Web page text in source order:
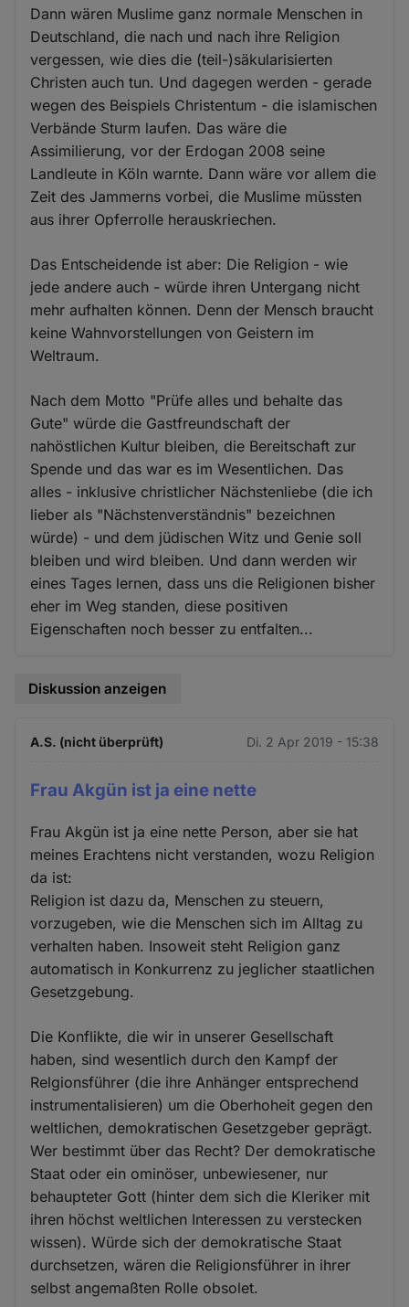
Dann wären Muslime ganz normale Menschen in
Deutschland, die nach und nach ihre Religion
vergessen, wie dies die (teil-)säkularisierten
Christen auch tun. Und dagegen werden - gerade
wegen des Beispiels Christentum - die islamischen
Verbände Sturm laufen. Das wäre die
Assimilierung, vor der Erdogan 2008 seine
Landleute in Köln warnte. Dann wäre vor allem die
Zeit des Jammerns vorbei, die Muslime müssten
aus ihrer Opferrolle herauskriechen.
Das Entscheidende ist aber: Die Religion - wie
jede andere auch - würde ihren Untergang nicht
mehr aufhalten können. Denn der Mensch braucht
keine Wahnvorstellungen von Geistern im
Weltraum.
Nach dem Motto "Prüfe alles und behalte das
Gute" würde die Gastfreundschaft der
nahöstlichen Kultur bleiben, die Bereitschaft zur
Spende und das war es im Wesentlichen. Das
alles - inklusive christlicher Nächstenliebe (die ich
lieber als "Nächstenverständnis" bezeichnen
würde) - und dem jüdischen Witz und Genie soll
bleiben und wird bleiben. Und dann werden wir
eines Tages lernen, dass uns die Religionen bisher
eher im Weg standen, diese positiven
Eigenschaften noch besser zu entfalten...
Diskussion anzeigen
A.S. (nicht überprüft) Di. 2 Apr 2019 - 15:38
Frau Akgün ist ja eine nette
Frau Akgün ist ja eine nette Person, aber sie hat
meines Erachtens nicht verstanden, wozu Religion
da ist:
Religion ist dazu da, Menschen zu steuern,
vorzugeben, wie die Menschen sich im Alltag zu
verhalten haben. Insoweit steht Religion ganz
automatisch in Konkurrenz zu jeglicher staatlichen
Gesetzgebung.
Die Konflikte, die wir in unserer Gesellschaft
haben, sind wesentlich durch den Kampf der
Relgionsführer (die ihre Anhänger entsprechend
instrumentalisieren) um die Oberhoheit gegen den
weltlichen, demokratischen Gesetzgeber geprägt.
Wer bestimmt über das Recht? Der demokratische
Staat oder ein ominöser, unbewiesener, nur
behaupteter Gott (hinter dem sich die Kleriker mit
ihren höchst weltlichen Interessen zu verstecken
wissen). Würde sich der demokratische Staat
durchsetzen, wären die Religionsführer in ihrer
selbst angemaßten Rolle obsolet.